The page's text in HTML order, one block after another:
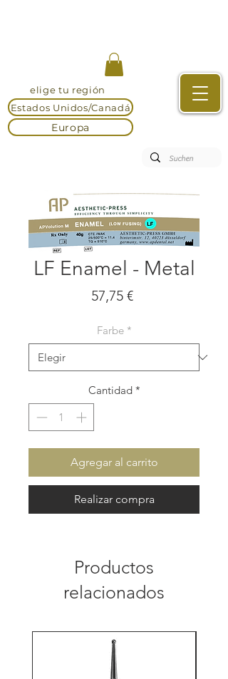
elige tu región
Estados Unidos/Canadá
Europa
LF Enamel - Metal
57,75 €Precio
Farbe *
Cantidad *
Agregar al carrito
Realizar compra
Productos
relacionados